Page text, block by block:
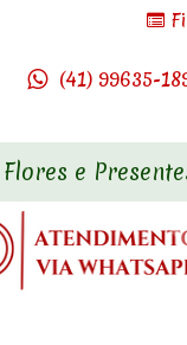
(41) 99635-
Flores e